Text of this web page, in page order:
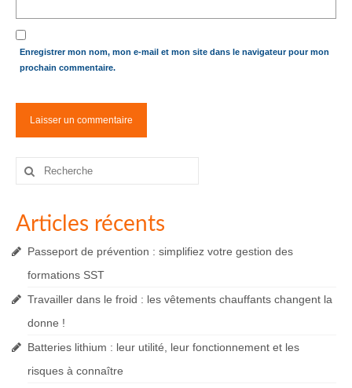
Enregistrer mon nom, mon e-mail et mon site dans le navigateur pour mon
prochain commentaire.
Rechercher
Articles récents
Passeport de prévention : simplifiez votre gestion des
formations SST
Travailler dans le froid : les vêtements chauffants changent la
donne !
Batteries lithium : leur utilité, leur fonctionnement et les
risques à connaître